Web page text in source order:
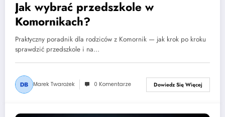
Jak wybrać przedszkole w
Komornikach?
Praktyczny poradnik dla rodziców z Komornik — jak krok po kroku
sprawdzić przedszkole i na…
Marek Twarożek 0 Komentarze Dowiedz Się Więcej